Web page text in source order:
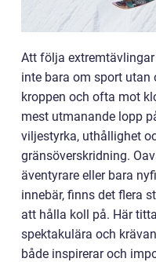
Att följa
inte bara om sport utan
kroppen och ofta mot
mest utmanande lopp
viljestyrka, uthållighet
gränsöverskridning.
äventyrare eller bara
innebär, finns det flera
att hålla koll på. Här
spektakulära och
både inspirerar och